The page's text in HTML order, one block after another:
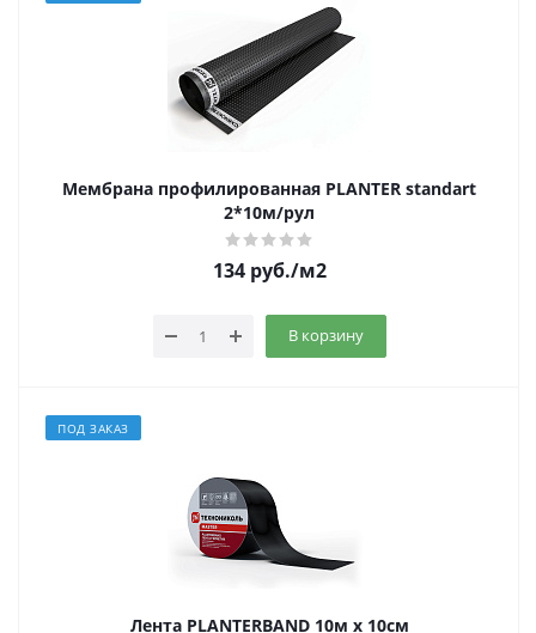
Мембрана профилированная PLANTER standart
2*10м/рул
134руб./м2
В корзину
ПОД ЗАКАЗ
Лента PLANTERBAND 10м х 10см